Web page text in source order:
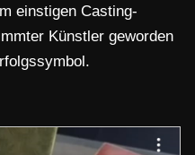
einstigen Casting-
Künstler geworden